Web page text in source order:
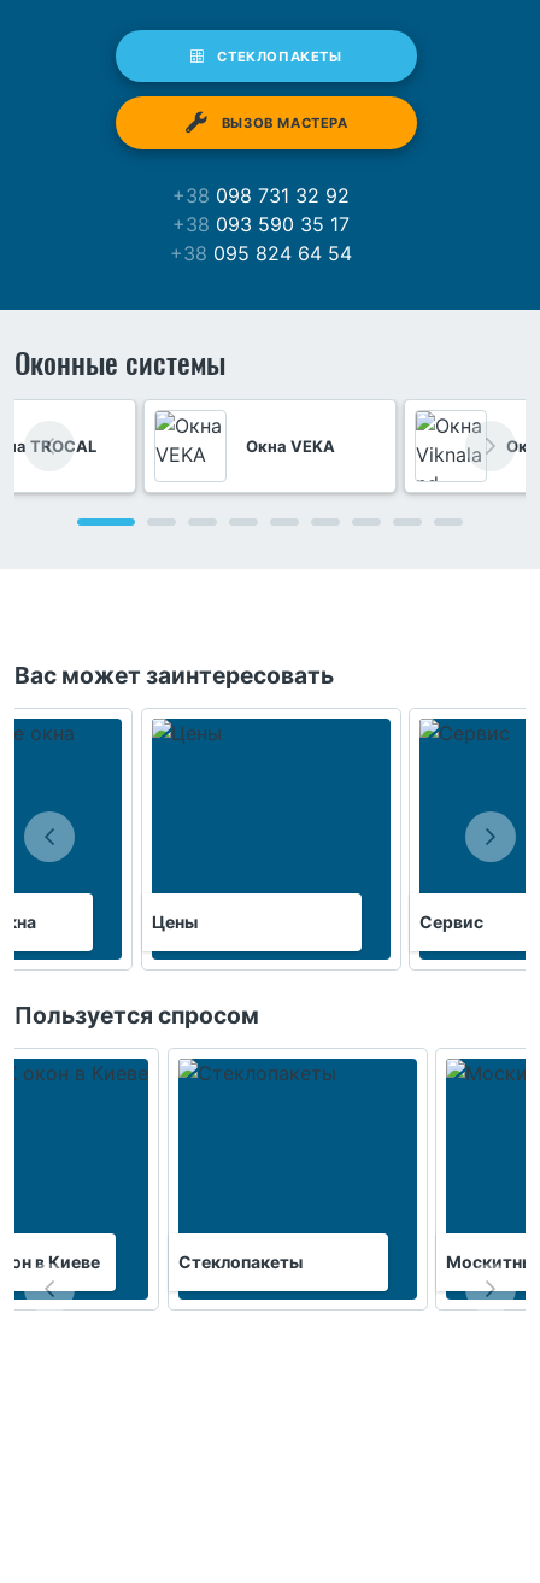
СТЕКЛОПАКЕТЫ
ВЫЗОВ МАСТЕРА
+38 098 731 32 92
+38 093 590 35 17
+38 095 824 64 54
Оконные системы
TROCAL Окна VEKA
Вас может заинтересовать
Цены Сервис
Пользуется спросом
в Киеве Стеклопакеты